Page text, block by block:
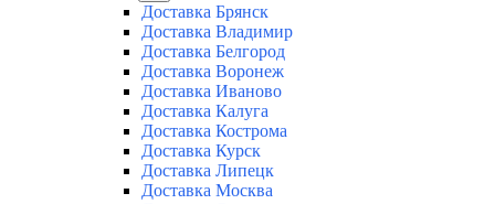
Доставка Брянск
Доставка Владимир
Доставка Белгород
Доставка Воронеж
Доставка Иваново
Доставка Калуга
Доставка Кострома
Доставка Курск
Доставка Липецк
Доставка Москва